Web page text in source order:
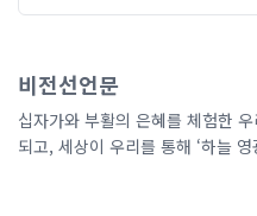
비전선언문
십자가와 부활의 은혜를 체험한
되고, 세상이 우리를 통해 ‘하늘